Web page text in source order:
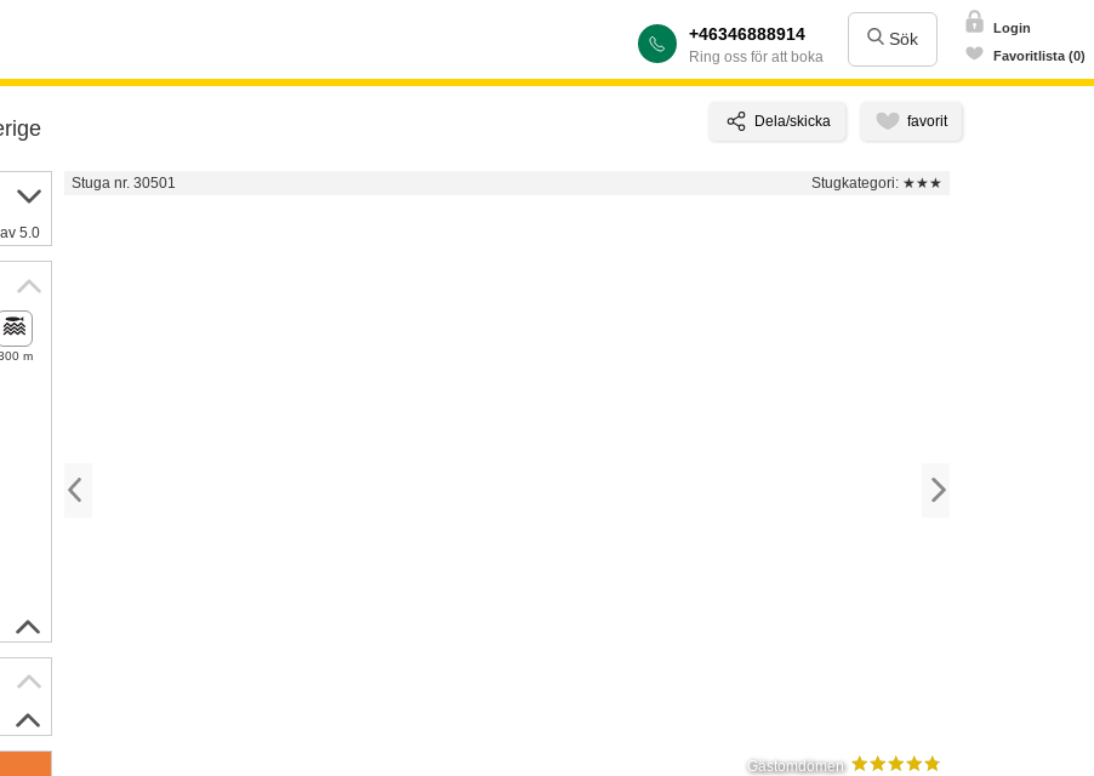
+46346888914
Ring oss för att boka
Sök
Login
Favoritlista (0)
Stuga nr. 30501 Stugkategori: ★★★
Gästomdömen
5.0
m